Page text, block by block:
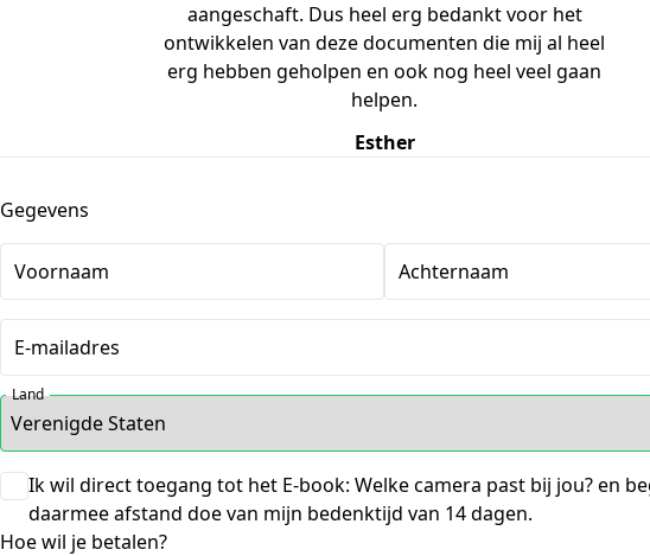
aangeschaft. Dus heel erg bedankt voor het
ontwikkelen van deze documenten die mij al heel
erg hebben geholpen en ook nog heel veel gaan
helpen.
Esther
Gegevens
Voornaam Achternaam
E-mailadres
Land
Ik wil direct toegang tot het E-book: Welke camera past bij jou? en
daarmee afstand doe van mijn bedenktijd van 14 dagen.
Hoe wil je betalen?